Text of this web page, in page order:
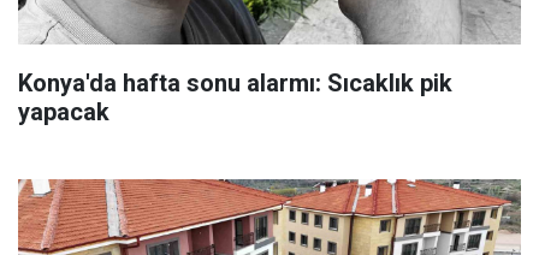
Konya'da hafta sonu alarmı: Sıcaklık pik
yapacak